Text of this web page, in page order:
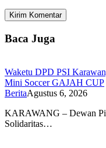
Baca Juga
Waketu DPD PSI
Mini Soccer GAJAH CUP
BeritaAgustus 6, 2026
KARAWANG – Dewan
Solidaritas…